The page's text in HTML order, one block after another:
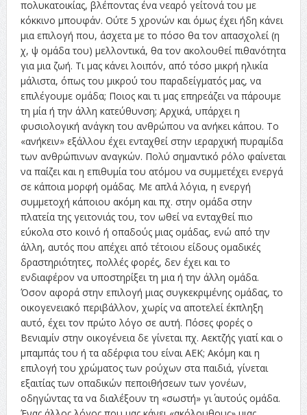
πολυκατοικίας, βλέποντας ένα νεαρό γείτονά του με
κόκκινο μπουφάν. Ούτε 5 χρονών και όμως έχει ήδη κάνει
μια επιλογή που, άσχετα με το πόσο θα τον απασχολεί (η
χ, ψ ομάδα του) μελλοντικά, θα τον ακολουθεί πιθανότητα
για μια ζωή. Τι μας κάνει λοιπόν, από τόσο μικρή ηλικία
μάλιστα, όπως του μικρού του παραδείγματός μας, να
επιλέγουμε ομάδα; Ποιος και τι μας επηρεάζει να πάρουμε
τη μία ή την άλλη κατεύθυνση; Αρχικά, υπάρχει η
φυσιολογική ανάγκη του ανθρώπου να ανήκει κάπου. Το
«ανήκειν» εξάλλου έχει ενταχθεί στην ιεραρχική πυραμίδα
των ανθρώπινων αναγκών. Πολύ σημαντικό ρόλο φαίνεται
να παίζει και η επιθυμία του ατόμου να συμμετέχει ενεργά
σε κάποια μορφή ομάδας. Με απλά λόγια, η ενεργή
συμμετοχή κάποιου ακόμη και πχ. στην ομάδα στην
πλατεία της γειτονιάς του, τον ωθεί να ενταχθεί πιο
εύκολα στο κοινό ή οπαδούς μιας ομάδας, ενώ από την
άλλη, αυτός που απέχει από τέτοιου είδους ομαδικές
δραστηριότητες, πολλές φορές, δεν έχει και το
ενδιαφέρον να υποστηρίξει τη μια ή την άλλη ομάδα.
Όσον αφορά στην επιλογή μιας συγκεκριμένης ομάδας, το
οικογενειακό περιβάλλον, χωρίς να αποτελεί έκπληξη
αυτό, έχει τον πρώτο λόγο σε αυτή. Πόσες φορές ο
Βενιαμίν στην οικογένεια δε γίνεται πχ. Αεκτζής γιατί και ο
μπαμπάς του ή τα αδέρφια του είναι ΑΕΚ; Ακόμη και η
επιλογή του χρώματος των ρούχων στα παιδιά, γίνεται
εξαιτίας των οπαδικών πεποιθήσεων των γονέων,
οδηγώντας τα να διαλέξουν τη «σωστή» γι΄ αυτούς ομάδα.